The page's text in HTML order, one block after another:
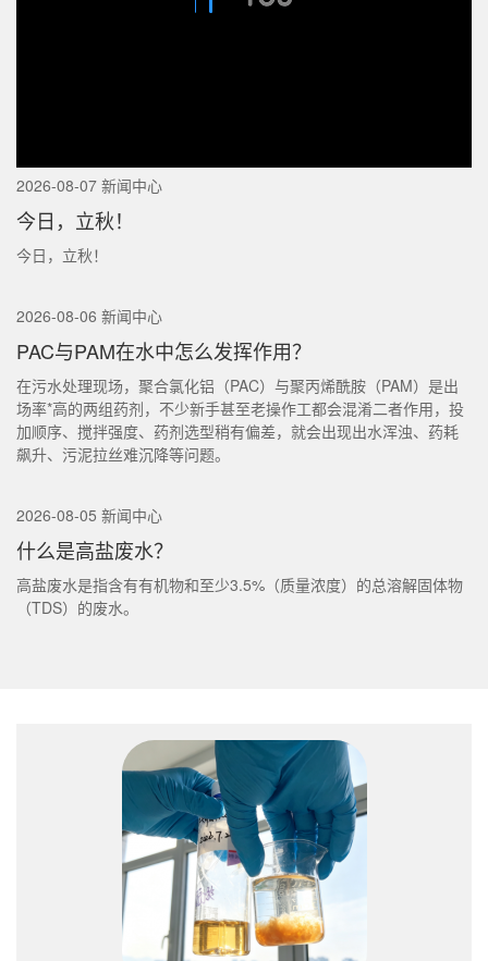
2026-08-07 新闻中心
今日，立秋！
今日，立秋！
2026-08-06 新闻中心
PAC与PAM在水中怎么发挥作用？
在污水处理现场，聚合氯化铝（PAC）与聚丙烯酰胺（PAM）是出
场率*高的两组药剂，不少新手甚至老操作工都会混淆二者作用，投
加顺序、搅拌强度、药剂选型稍有偏差，就会出现出水浑浊、药耗
飙升、污泥拉丝难沉降等问题。
2026-08-05 新闻中心
什么是高盐废水？
高盐废水是指含有有机物和至少3.5%（质量浓度）的总溶解固体物
（TDS）的废水。